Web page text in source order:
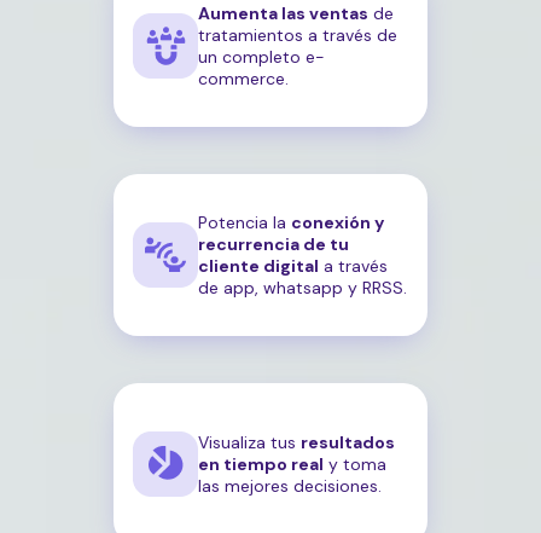
Aumenta las ventas de
tratamientos a través de
un completo e-
commerce.
Potencia la conexión y
recurrencia de tu
cliente digital a través
de app, whatsapp y RRSS.
Visualiza tus resultados
en tiempo real y toma
las mejores decisiones.